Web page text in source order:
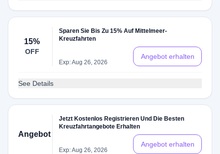
15%
OFF
Sparen Sie Bis Zu 15% Auf Mittelmeer-
Kreuzfahrten
Exp: Aug 26, 2026
Angebot erhalten
See Details
Angebot
Jetzt Kostenlos Registrieren Und Die Besten
Kreuzfahrtangebote Erhalten
Exp: Aug 26, 2026
Angebot erhalten